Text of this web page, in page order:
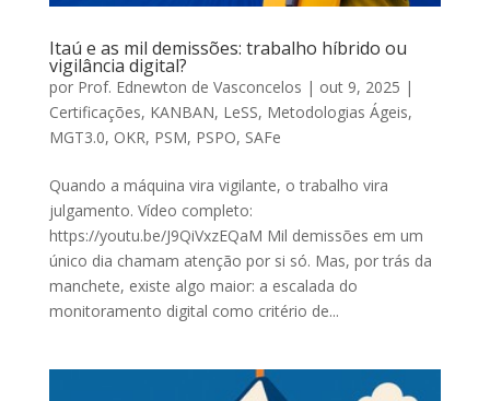
Itaú e as mil demissões: trabalho híbrido ou
vigilância digital?
por Prof. Ednewton de Vasconcelos | out 9, 2025 |
Certificações, KANBAN, LeSS, Metodologias Ágeis,
MGT3.0, OKR, PSM, PSPO, SAFe
Quando a máquina vira vigilante, o trabalho vira
julgamento. Vídeo completo:
https://youtu.be/J9QiVxzEQaM Mil demissões em um
único dia chamam atenção por si só. Mas, por trás da
manchete, existe algo maior: a escalada do
monitoramento digital como critério de...